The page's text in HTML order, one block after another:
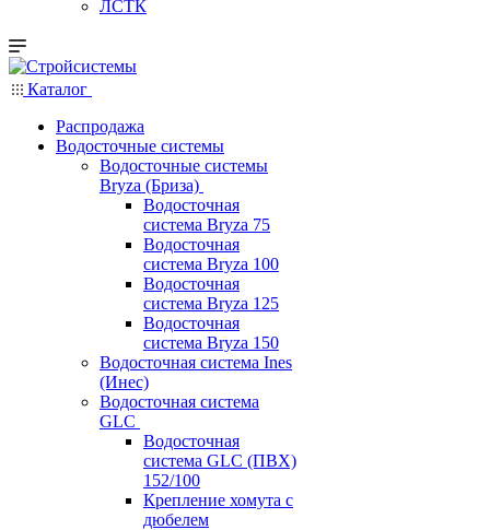
ЛСТК
Каталог
Распродажа
Водосточные системы
Водосточные системы
Bryza (Бриза)
Водосточная
система Bryza 75
Водосточная
система Bryza 100
Водосточная
система Bryza 125
Водосточная
система Bryza 150
Водосточная система Ines
(Инес)
Водосточная система
GLC
Водосточная
система GLC (ПВХ)
152/100
Крепление хомута с
дюбелем